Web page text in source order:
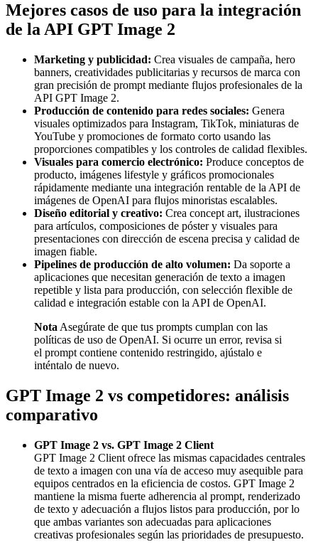
Mejores casos de uso para la integración
de la API GPT Image 2
Marketing y publicidad: Crea visuales de campaña, hero
banners, creatividades publicitarias y recursos de marca con
gran precisión de prompt mediante flujos profesionales de la
API GPT Image 2.
Producción de contenido para redes sociales: Genera
visuales optimizados para Instagram, TikTok, miniaturas de
YouTube y promociones de formato corto usando las
proporciones compatibles y los controles de calidad flexibles.
Visuales para comercio electrónico: Produce conceptos de
producto, imágenes lifestyle y gráficos promocionales
rápidamente mediante una integración rentable de la API de
imágenes de OpenAI para flujos minoristas escalables.
Diseño editorial y creativo: Crea concept art, ilustraciones
para artículos, composiciones de póster y visuales para
presentaciones con dirección de escena precisa y calidad de
imagen fiable.
Pipelines de producción de alto volumen: Da soporte a
aplicaciones que necesitan generación de texto a imagen
repetible y lista para producción, con selección flexible de
calidad e integración estable con la API de OpenAI.
Nota Asegúrate de que tus prompts cumplan con las
políticas de uso de OpenAI. Si ocurre un error, revisa si
el prompt contiene contenido restringido, ajústalo e
inténtalo de nuevo.
GPT Image 2 vs competidores: análisis
comparativo
GPT Image 2 vs. GPT Image 2 Client
GPT Image 2 Client ofrece las mismas capacidades centrales
de texto a imagen con una vía de acceso muy asequible para
equipos centrados en la eficiencia de costos. GPT Image 2
mantiene la misma fuerte adherencia al prompt, renderizado
de texto y adecuación a flujos listos para producción, por lo
que ambas variantes son adecuadas para aplicaciones
creativas profesionales según las prioridades de presupuesto.